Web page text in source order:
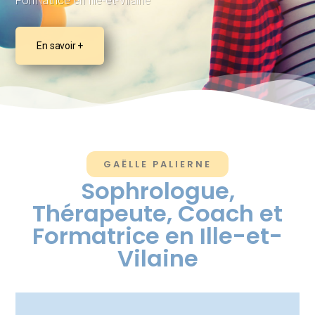
En savoir +
GAËLLE PALIERNE
Sophrologue,
Thérapeute, Coach et
Formatrice en Ille-et-
Vilaine